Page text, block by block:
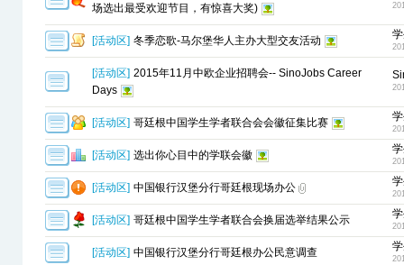
场选出最受欢迎节目，有惊喜大奖)
[活动区] 冬季恋歌-马尔堡华人主办大型交友活动
[活动区] 2015年11月中欧企业招聘会-- SinoJobs Career
Days
[活动区] 哥廷根中国学生学者联合会会徽征集比赛
[活动区] 选出你心目中的学联会徽
[活动区] 中国银行汉堡分行哥廷根现场办公
[活动区] 哥廷根中国学生学者联合会换届选举结果公示
[活动区] 中国银行汉堡分行哥廷根办公民意调查